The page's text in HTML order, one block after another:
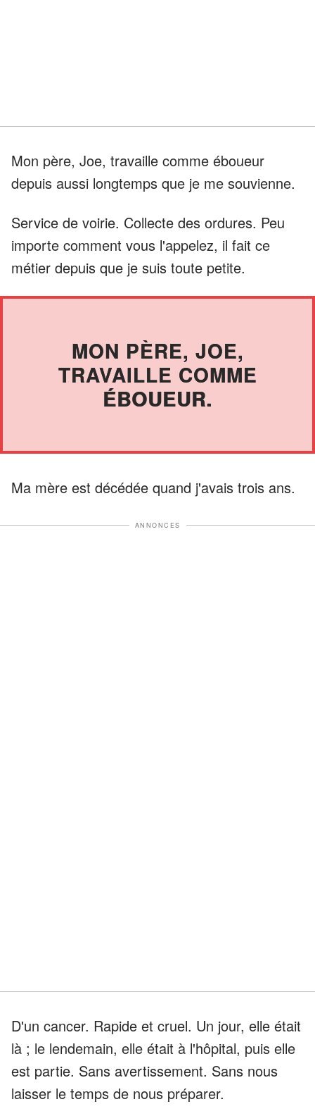
Mon père, Joe, travaille comme éboueur
depuis aussi longtemps que je me souvienne.
Service de voirie. Collecte des ordures. Peu
importe comment vous l'appelez, il fait ce
métier depuis que je suis toute petite.
MON PÈRE, JOE,
TRAVAILLE COMME
ÉBOUEUR.
Ma mère est décédée quand j'avais trois ans.
ANNONCES
D'un cancer. Rapide et cruel. Un jour, elle était
là ; le lendemain, elle était à l'hôpital, puis elle
est partie. Sans avertissement. Sans nous
laisser le temps de nous préparer.